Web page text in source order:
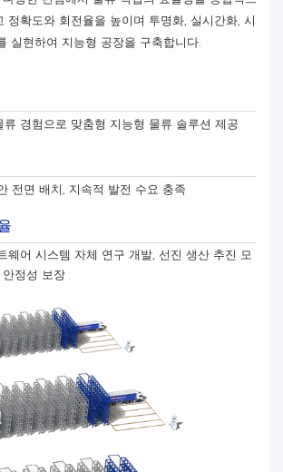
정확도와 회전율을 높이며 투명화, 실시간화, 시
실현하여 지능형 공장을 구축합니다.
류 경험으로 맞춤형 지능형 물류 솔루션 제공
전면 배치, 지속적 발전 수요 충족
웨어 시스템 자체 연구 개발, 선진 생산 추진 모
정성 보장